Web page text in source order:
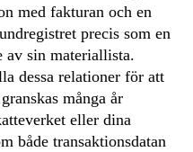
med fakturan och en
precis som en
av sin materiallista.
dessa relationer för att
många år
eller dina
både transaktionsdatan